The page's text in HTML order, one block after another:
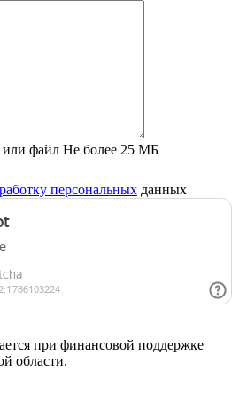
или файл Не более 25 МБ
персональных данных
при финансовой поддержке
области.